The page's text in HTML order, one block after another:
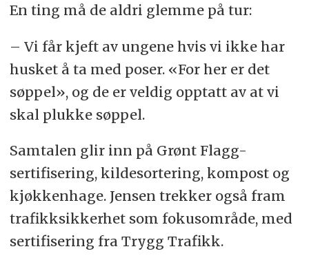
En ting må de aldri glemme på tur:
– Vi får kjeft av ungene hvis vi ikke har
husket å ta med poser. «For her er det
søppel», og de er veldig opptatt av at vi
skal plukke søppel.
Samtalen glir inn på Grønt Flagg-
sertifisering, kildesortering, kompost og
kjøkkenhage. Jensen trekker også fram
trafikksikkerhet som fokusområde, med
sertifisering fra Trygg Trafikk.